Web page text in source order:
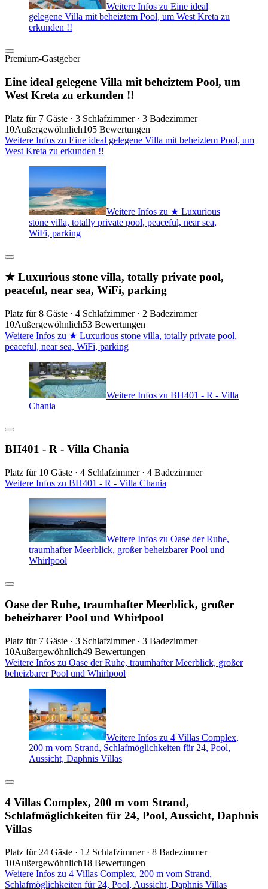
Weitere Infos zu Eine ideal
gelegene Villa mit beheiztem Pool, um West Kreta zu
erkunden !!
Premium-Gastgeber
Eine ideal gelegene Villa mit beheiztem Pool, um
West Kreta zu erkunden !!
Platz für 7 Gäste · 3 Schlafzimmer · 3 Badezimmer
10Außergewöhnlich105 Bewertungen
Weitere Infos zu Eine ideal gelegene Villa mit beheiztem Pool, um
West Kreta zu erkunden !!
Weitere Infos zu ★ Luxurious
stone villa, totally private pool, peaceful, near sea,
WiFi, parking
★ Luxurious stone villa, totally private pool,
peaceful, near sea, WiFi, parking
Platz für 8 Gäste · 4 Schlafzimmer · 2 Badezimmer
10Außergewöhnlich53 Bewertungen
Weitere Infos zu ★ Luxurious stone villa, totally private pool,
peaceful, near sea, WiFi, parking
Weitere Infos zu BH401 - R - Villa
Chania
BH401 - R - Villa Chania
Platz für 10 Gäste · 4 Schlafzimmer · 4 Badezimmer
Weitere Infos zu BH401 - R - Villa Chania
Weitere Infos zu Oase der Ruhe,
traumhafter Meerblick, großer beheizbarer Pool und
Whirlpool
Oase der Ruhe, traumhafter Meerblick, großer
beheizbarer Pool und Whirlpool
Platz für 7 Gäste · 3 Schlafzimmer · 3 Badezimmer
10Außergewöhnlich49 Bewertungen
Weitere Infos zu Oase der Ruhe, traumhafter Meerblick, großer
beheizbarer Pool und Whirlpool
Weitere Infos zu 4 Villas Complex,
200 m vom Strand, Schlafmöglichkeiten für 24, Pool,
Aussicht, Daphnis Villas
4 Villas Complex, 200 m vom Strand,
Schlafmöglichkeiten für 24, Pool, Aussicht, Daphnis
Villas
Platz für 24 Gäste · 12 Schlafzimmer · 8 Badezimmer
10Außergewöhnlich18 Bewertungen
Weitere Infos zu 4 Villas Complex, 200 m vom Strand,
Schlafmöglichkeiten für 24, Pool, Aussicht, Daphnis Villas